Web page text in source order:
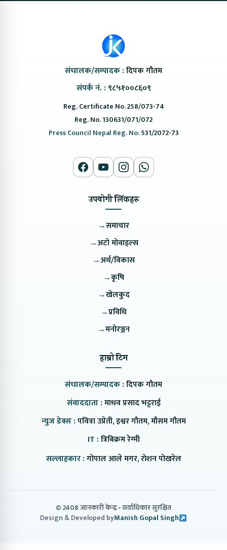
संचालक/सम्पादक :दिपक गौतम
संपर्क नं. : ९८५१००८६०९
Reg. Certificate No. 258/073-74
Reg. No. 130631/071/072
Press Council Nepal Reg. No:531/2072-73
उपयोगी लिंकहरु
→समाचार
→अटो मोवाइल्स
→अर्थ/विकास
→कृषि
→खेलकुद
→प्रविधि
→मनोरञ्जन
हाम्रो टिम
संचालक/सम्पादक :दिपक गौतम
संवाददाता :माधव प्रसाद भट्टराई
न्युज डेक्स :पवित्रा उप्रेती, इश्वर गौतम, मौसम गौतम
IT :त्रिबिक्रम रेग्मी
सल्लाहकार :गोपाल आले मगर, रोशन पोखरेल
© 2408 जानकारी केन्द्र सर्वाधिकार सुरक्षित
Design & Developed byManish Gopal Singh